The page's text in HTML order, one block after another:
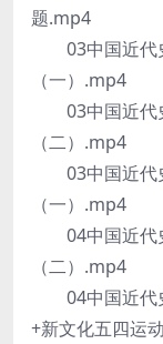
题.mp4
03中国近代
（一）.mp4
03中国近代
（二）.mp4
03中国近代
（一）.mp4
04中国近代
（二）.mp4
04中国近代
+新文化五四运